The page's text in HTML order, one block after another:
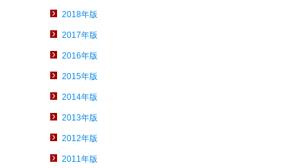
2018年版
2017年版
2016年版
2015年版
2014年版
2013年版
2012年版
2011年版